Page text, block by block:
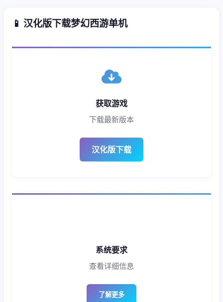
📱 汉化版下载梦幻西游单机
获取游戏
下载最新版本
汉化版下载
系统要求
查看详细信息
了解更多